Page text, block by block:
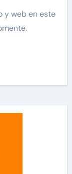
y web en este